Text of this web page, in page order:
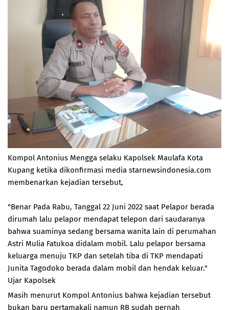
Kompol Antonius Mengga selaku Kapolsek Maulafa Kota
Kupang ketika dikonfirmasi media starnewsindonesia.com
membenarkan kejadian tersebut,
"Benar Pada Rabu, Tanggal 22 Juni 2022 saat Pelapor berada
dirumah lalu pelapor mendapat telepon dari saudaranya
bahwa suaminya sedang bersama wanita lain di perumahan
Astri Mulia Fatukoa didalam mobil. Lalu pelapor bersama
keluarga menuju TKP dan setelah tiba di TKP mendapati
Junita Tagodoko berada dalam mobil dan hendak keluar."
Ujar Kapolsek
Masih menurut Kompol Antonius bahwa kejadian tersebut
bukan baru pertamakali namun RB sudah pernah